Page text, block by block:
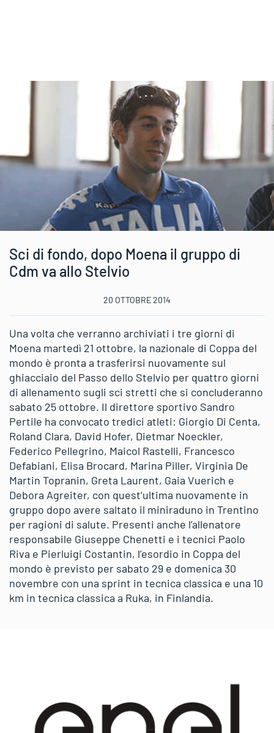
Sci di fondo, dopo Moena il gruppo di
Cdm va allo Stelvio
20 OTTOBRE 2014
Una volta che verranno archiviati i tre giorni di
Moena martedì 21 ottobre, la nazionale di Coppa del
mondo è pronta a trasferirsi nuovamente sul
ghiacciaio del Passo dello Stelvio per quattro giorni
di allenamento sugli sci stretti che si concluderanno
sabato 25 ottobre. Il direttore sportivo Sandro
Pertile ha convocato tredici atleti: Giorgio Di Centa,
Roland Clara, David Hofer, Dietmar Noeckler,
Federico Pellegrino, Maicol Rastelli, Francesco
Defabiani, Elisa Brocard, Marina Piller, Virginia De
Martin Topranin, Greta Laurent, Gaia Vuerich e
Debora Agreiter, con quest’ultima nuovamente in
gruppo dopo avere saltato il miniraduno in Trentino
per ragioni di salute. Presenti anche l’allenatore
responsabile Giuseppe Chenetti e i tecnici Paolo
Riva e Pierluigi Costantin, l’esordio in Coppa del
mondo è previsto per sabato 29 e domenica 30
novembre con una sprint in tecnica classica e una 10
km in tecnica classica a Ruka, in Finlandia.